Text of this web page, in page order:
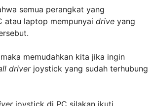
semua perangkat yang
atau laptop mempunyai drive yang
memudahkan kita jika ingin
driverjoystick yang sudah terhubung